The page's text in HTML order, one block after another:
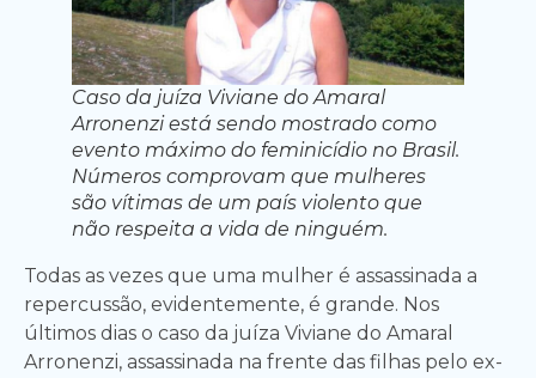
Caso da juíza Viviane do Amaral
Arronenzi está sendo mostrado como
evento máximo do feminicídio no Brasil.
Números comprovam que mulheres
são vítimas de um país violento que
não respeita a vida de ninguém.
Todas as vezes que uma mulher é assassinada a
repercussão, evidentemente, é grande. Nos
últimos dias o caso da juíza Viviane do Amaral
Arronenzi, assassinada na frente das filhas pelo ex-